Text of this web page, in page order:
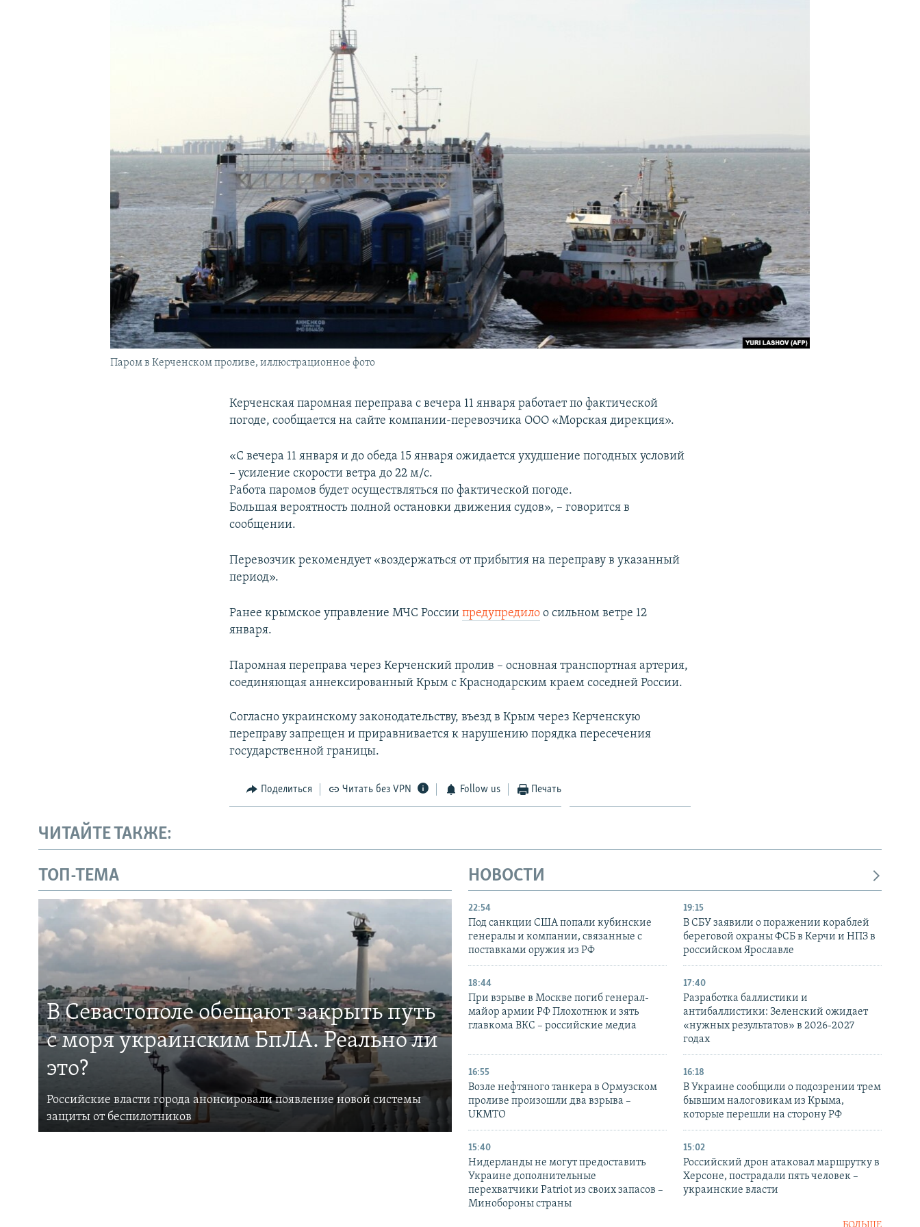
Паром в Керченском проливе, иллюстрационное фото
Керченская паромная переправа с вечера 11 января работает по фактической
погоде, сообщается на сайте компании-перевозчика ООО «Морская дирекция».
«С вечера 11 января и до обеда 15 января ожидается ухудшение погодных условий
– усиление скорости ветра до 22 м/с.
Работа паромов будет осуществляться по фактической погоде.
Большая вероятность полной остановки движения судов», – говорится в
сообщении.
Перевозчик рекомендует «воздержаться от прибытия на переправу в указанный
период».
Ранее крымское управление МЧС Россиипредупредило о сильном ветре 12
января.
Паромная переправа через Керченский пролив – основная транспортная артерия,
соединяющая аннексированный Крым с Краснодарским краем соседней России.
Согласно украинскому законодательству, въезд в Крым через Керченскую
переправу запрещен и приравнивается к нарушению порядка пересечения
государственной границы.
Поделиться Читать без VPN Follow us Печать
ЧИТАЙТЕ ТАКЖЕ:
ТОП-ТЕМА
В Севастополе обещают закрыть путь
с моря украинским БпЛА. Реально ли
это?
Российские власти города анонсировали появление новой системы
защиты от беспилотников
НОВОСТИ
22:54
Под санкции США попали кубинские
генералы и компании, связанные с
поставками оружия из РФ
19:15
В СБУ заявили о поражении кораблей
береговой охраны ФСБ в Керчи и НПЗ в
российском Ярославле
18:44
При взрыве в Москве погиб генерал-
майор армии РФ Плохотнюк и зять
главкома ВКС – российские медиа
17:40
Разработка баллистики и
антибаллистики: Зеленский ожидает
«нужных результатов» в 2026-2027
годах
16:55
Возле нефтяного танкера в Ормузском
проливе произошли два взрыва –
UKMTO
16:18
В Украине сообщили о подозрении трем
бывшим налоговикам из Крыма,
которые перешли на сторону РФ
15:40
Нидерланды не могут предоставить
Украине дополнительные
перехватчики Patriot из своих запасов –
Минобороны страны
15:02
Российский дрон атаковал маршрутку в
Херсоне, пострадали пять человек –
украинские власти